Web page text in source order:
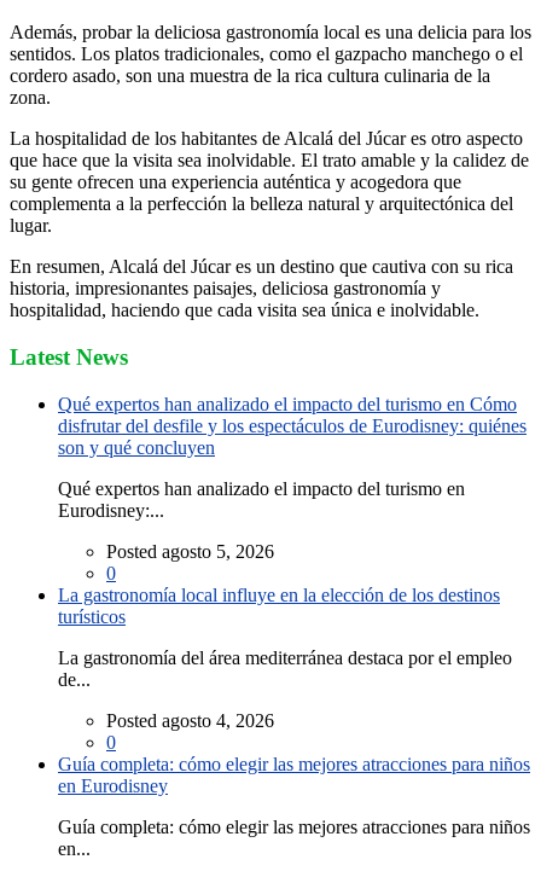
Además, probar la deliciosa gastronomía local es una delicia para los
sentidos. Los platos tradicionales, como el gazpacho manchego o el
cordero asado, son una muestra de la rica cultura culinaria de la
zona.
La hospitalidad de los habitantes de Alcalá del Júcar es otro aspecto
que hace que la visita sea inolvidable. El trato amable y la calidez de
su gente ofrecen una experiencia auténtica y acogedora que
complementa a la perfección la belleza natural y arquitectónica del
lugar.
En resumen, Alcalá del Júcar es un destino que cautiva con su rica
historia, impresionantes paisajes, deliciosa gastronomía y
hospitalidad, haciendo que cada visita sea única e inolvidable.
Latest News
Qué expertos han analizado el impacto del turismo en Cómo
disfrutar del desfile y los espectáculos de Eurodisney: quiénes
son y qué concluyen
Qué expertos han analizado el impacto del turismo en
Eurodisney:...
Posted agosto 5, 2026
0
La gastronomía local influye en la elección de los destinos
turísticos
La gastronomía del área mediterránea destaca por el empleo
de...
Posted agosto 4, 2026
0
Guía completa: cómo elegir las mejores atracciones para niños
en Eurodisney
Guía completa: cómo elegir las mejores atracciones para niños
en...